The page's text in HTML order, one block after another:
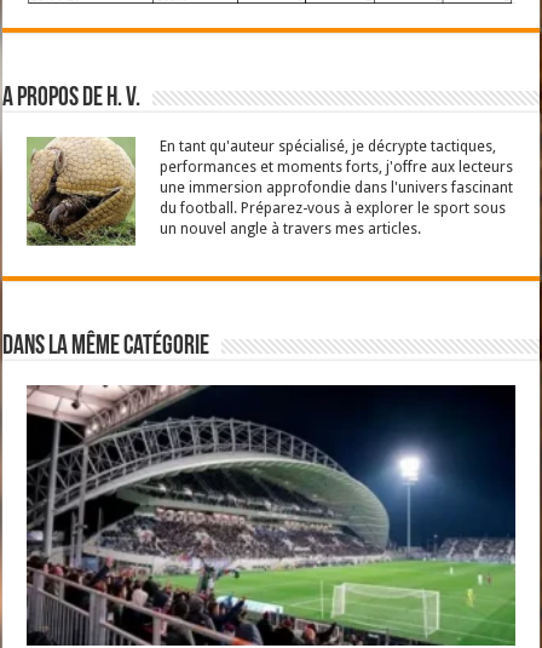
A propos de H. V.
En tant qu'auteur spécialisé, je décrypte tactiques,
performances et moments forts, j'offre aux lecteurs
une immersion approfondie dans l'univers fascinant
du football. Préparez-vous à explorer le sport sous
un nouvel angle à travers mes articles.
Dans la même catégorie